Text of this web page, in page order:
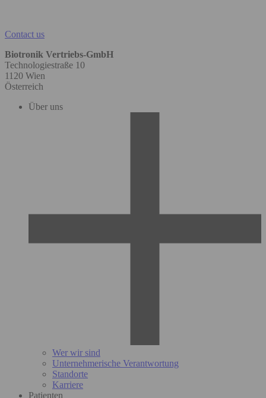
Contact us
Biotronik Vertriebs-GmbH
Technologiestraße 10
1120 Wien
Österreich
Über uns
Wer wir sind
Unternehmerische Verantwortung
Standorte
Karriere
Patienten